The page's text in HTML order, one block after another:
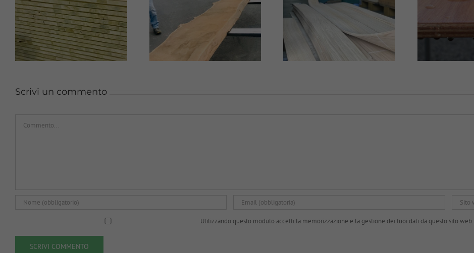
Cosa si intende per
Scrivi un commento
Utilizzando questo modulo accetti la memorizzazione e la gestione dei tuoi dati da questo sito web.